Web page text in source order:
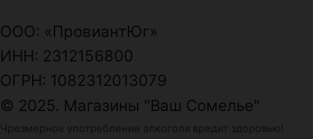
ООО: «ПровиантЮг»
ИНН: 2312156800
ОГРН: 1082312013079
© 2025. Магазины "Ваш Сомелье"
Чрезмерное употребление алкоголя вредит здоровью!